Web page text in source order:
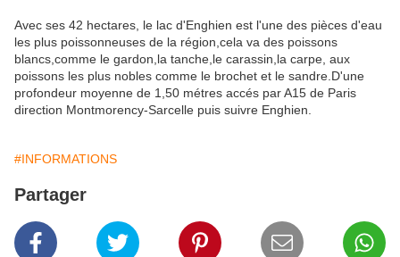
Avec ses 42 hectares, le lac d'Enghien est l'une des pièces d'eau
les plus poissonneuses de la région,cela va des poissons
blancs,comme le gardon,la tanche,le carassin,la carpe, aux
poissons les plus nobles comme le brochet et le sandre.D'une
profondeur moyenne de 1,50 métres accés par A15 de Paris
direction Montmorency-Sarcelle puis suivre Enghien.
#INFORMATIONS
Partager